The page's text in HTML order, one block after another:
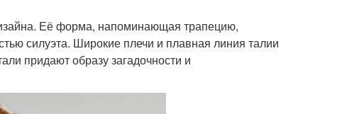
Её форма, напоминающая трапецию,
силуэта. Широкие плечи и плавная линия талии
придают образу загадочности и